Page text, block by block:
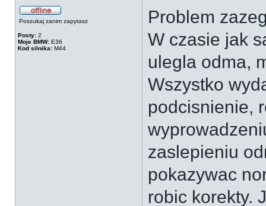
Poszukaj zanim zapytasz
Posty: 2
Moje BMW: E36
Kod silnika: M44
Problem
W czasie jak
ulegla odma,
Wszystko
podcisnienie,
zaslepieniu
pokazywac
robic korekty.